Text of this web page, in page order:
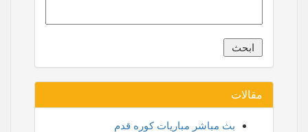
مقالات
بث مباشر مباريات كوره قدم